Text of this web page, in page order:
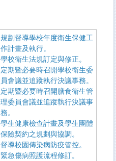
規劃督導學校年度衛生保健工
作計畫及執行。
學校衛生法規訂定與修正。
定期暨必要時召開學校衛生委
員會議並追蹤執行決議事務。
定期暨必要時召開膳食衛生管
理委員會議並追蹤執行決議事
務。
學生健康檢查計畫及學生團體
保險契約之規劃與協調。
督導校園傳染病防疫管控。
緊急傷病照護流程修訂。